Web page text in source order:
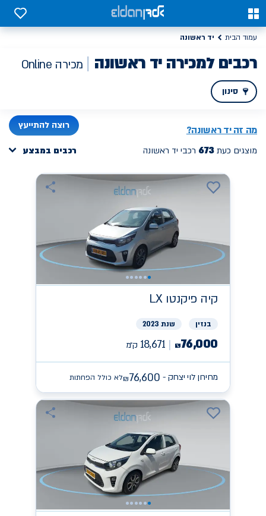
0
0
עמוד הבית יד ראשונה
רכבים למכירה יד ראשונה מכירה Online
סינון
מה זהיד ראשונה? רוצה להתייעץ
מוצגים כעת רכבי יד ראשונה רכבים במבצע
קיה פיקנטו LX
בנזין שנת 2023
₪76,000
18,671 ק״מ
מחירון לוי יצחק - ₪76,600 לא כולל הפחתות